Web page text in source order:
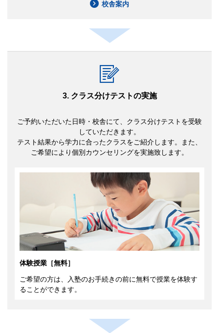
校舎案内
3. クラス分けテストの実施
ご予約いただいた日時・校舎にて、クラス分けテストを受験
していただきます。
テスト結果から学力に合ったクラスをご紹介します。また、
ご希望により個別カウンセリングを実施致します。
体験授業［無料］
ご希望の方は、入塾のお手続きの前に無料で授業を体験す
ることができます。